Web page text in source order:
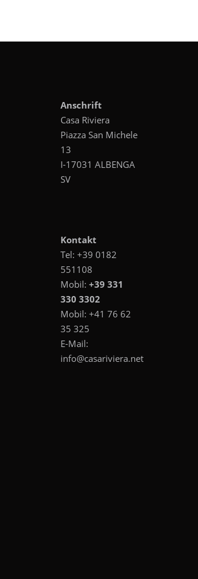
Anschrift
Casa Riviera
Piazza San Michele
13
I-17031 ALBENGA
SV
Kontakt
Tel: +39 0182
551108
Mobil: +39 331
330 3302
Mobil: +41 76 62
35 325
E-Mail:
info@casariviera.net